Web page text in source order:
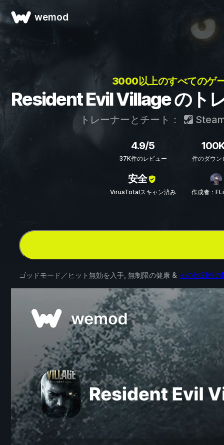
wemod
3000以上のすべてのゲ
Resident Evil Village のト
トレーナーとチート：
4.9/5
37K件のレビュー 件のダウン
安全
VirusTotalスキャン済み 作成者：
ゴッドモード／ヒット無効を入手, 無制限の健康 & その他21件